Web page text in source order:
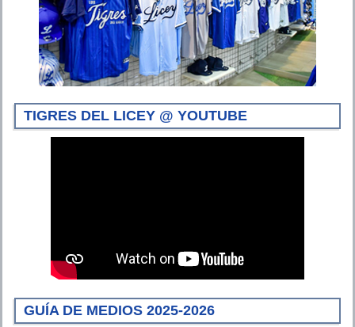
TIGRES DEL LICEY @ YOUTUBE
GUÍA DE MEDIOS 2025-2026